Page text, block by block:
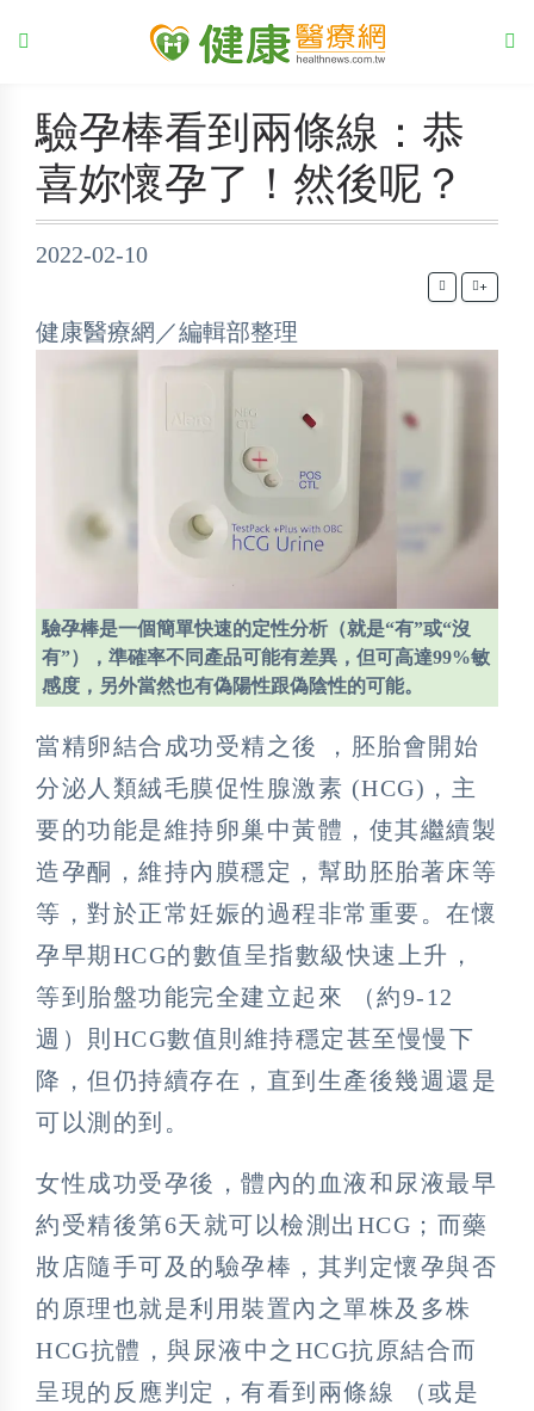
驗孕棒看到兩條線：恭
喜妳懷孕了！然後呢？
2022-02-10
+
健康醫療網／編輯部整理
驗孕棒是一個簡單快速的定性分析（就是“有”或“沒
有”），準確率不同產品可能有差異，但可高達99%敏
感度，另外當然也有偽陽性跟偽陰性的可能。
當精卵結合成功受精之後 ，胚胎會開始
分泌人類絨毛膜促性腺激素 (HCG)，主
要的功能是維持卵巢中黃體，使其繼續製
造孕酮，維持內膜穩定，幫助胚胎著床等
等，對於正常妊娠的過程非常重要。在懷
孕早期HCG的數值呈指數級快速上升，
等到胎盤功能完全建立起來 （約9-12
週）則HCG數值則維持穩定甚至慢慢下
降，但仍持續存在，直到生產後幾週還是
可以測的到。
女性成功受孕後，體內的血液和尿液最早
約受精後第6天就可以檢測出HCG；而藥
妝店隨手可及的驗孕棒，其判定懷孕與否
的原理也就是利用裝置內之單株及多株
HCG抗體，與尿液中之HCG抗原結合而
呈現的反應判定，有看到兩條線 （或是